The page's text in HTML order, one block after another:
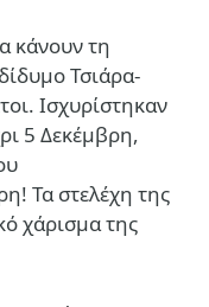
κάνουν τη
Τσιάρα-
Ισχυρίστηκαν
5 Δεκέμβρη,
Τα στελέχη της
χάρισμα της